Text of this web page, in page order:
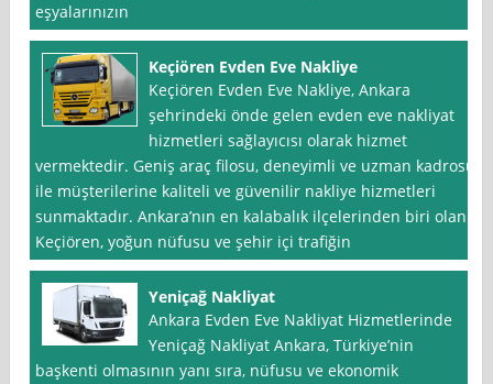
eşyalarınızın
Keçiören Evden Eve Nakliye
Keçiören Evden Eve Nakliye, Ankara
şehrindeki önde gelen evden eve nakliyat
hizmetleri sağlayıcısı olarak hizmet
vermektedir. Geniş araç filosu, deneyimli ve uzman kadrosu
ile müşterilerine kaliteli ve güvenilir nakliye hizmetleri
sunmaktadır. Ankara’nın en kalabalık ilçelerinden biri olan
Keçiören, yoğun nüfusu ve şehir içi trafiğin
Yeniçağ Nakliyat
Ankara Evden Eve Nakliyat Hizmetlerinde
Yeniçağ Nakliyat Ankara, Türkiye’nin
başkenti olmasının yanı sıra, nüfusu ve ekonomik